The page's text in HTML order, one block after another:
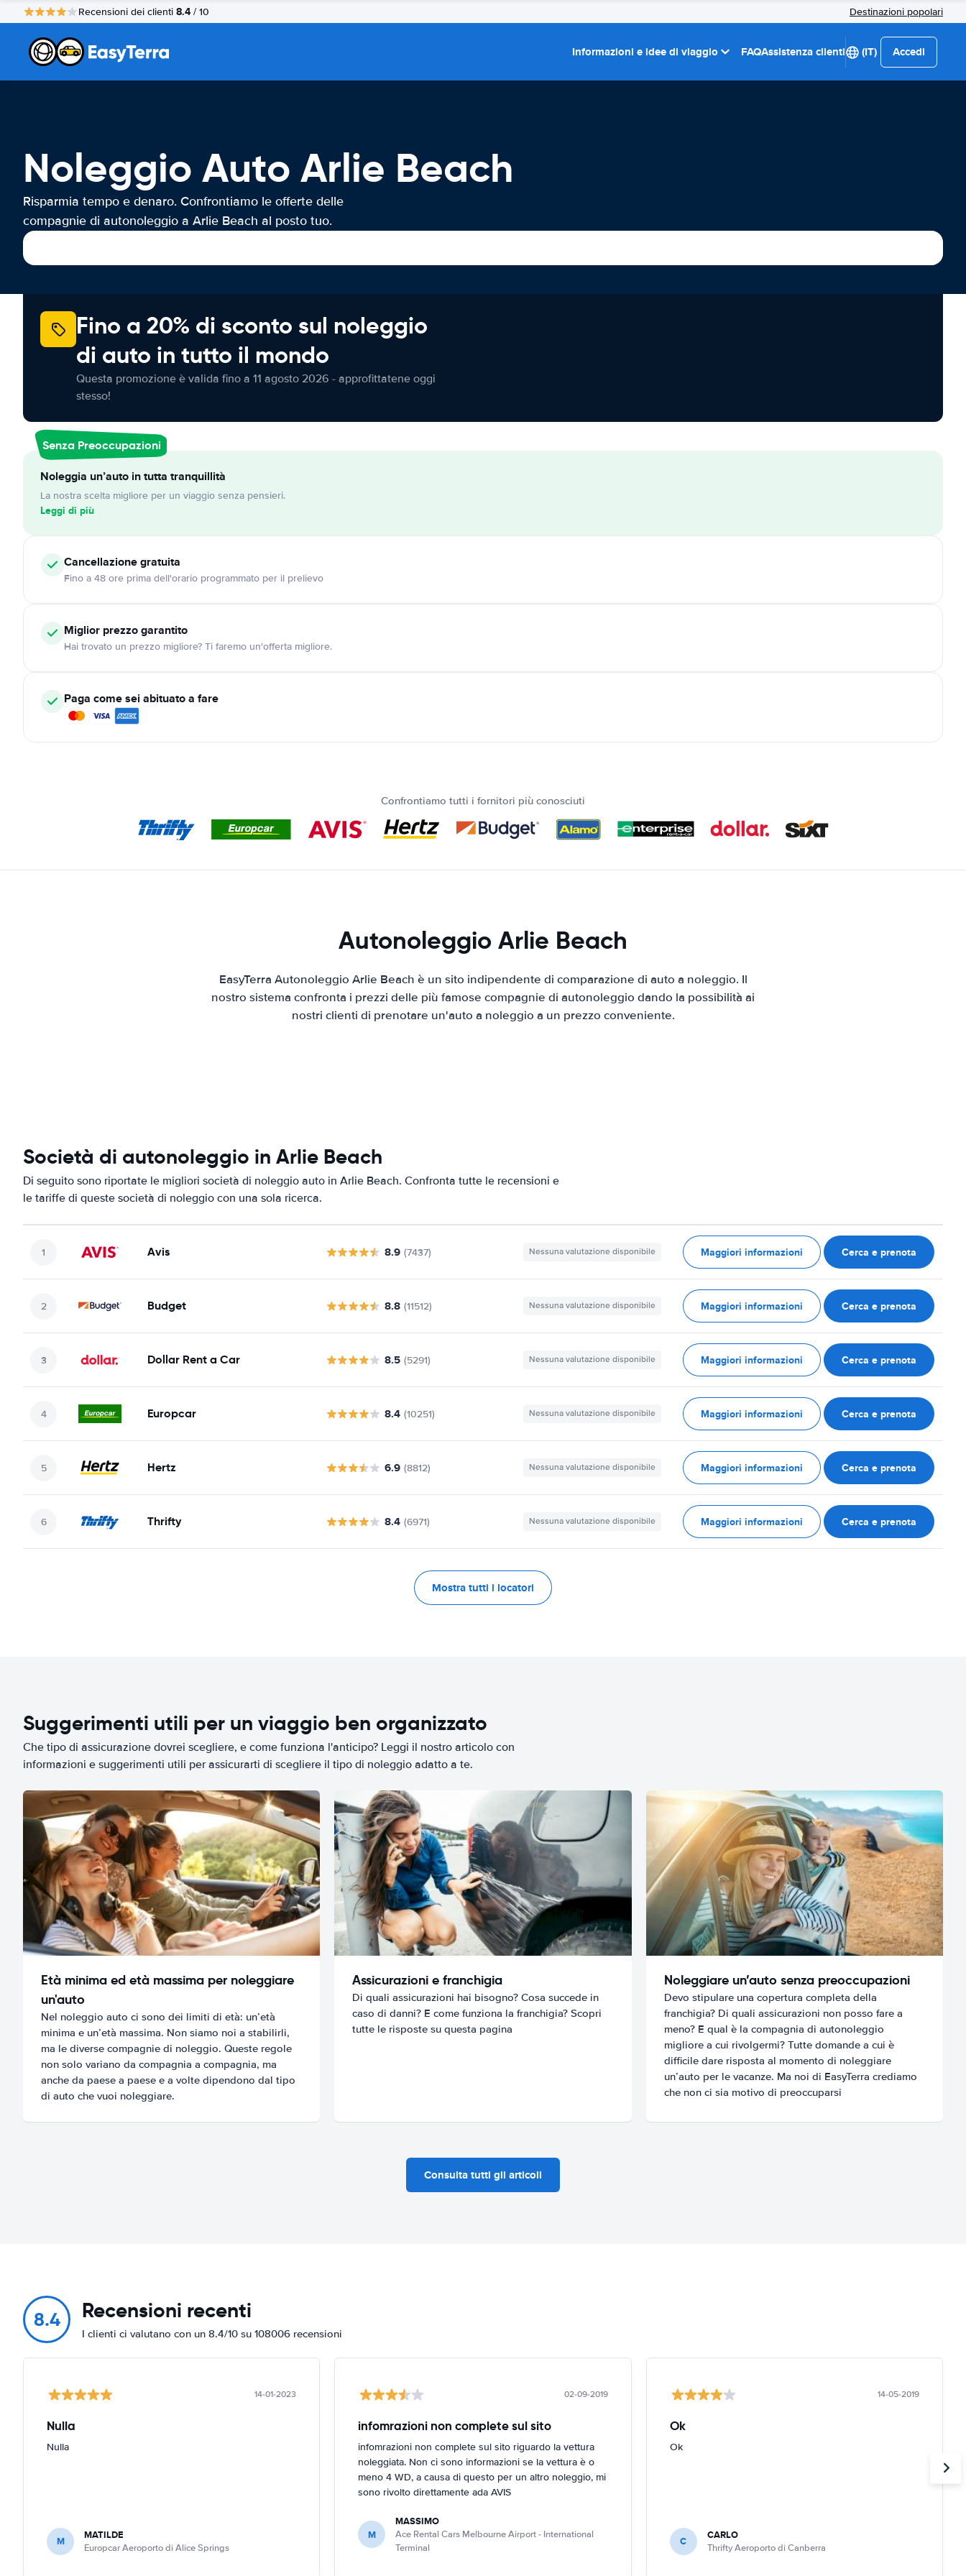
Recensioni dei clienti 8.4 / 10 Destinazioni popolari
Informazioni e idee di viaggio FAQAssistenza clienti (IT) Accedi
Noleggio Auto Arlie Beach
Risparmia tempo e denaro. Confrontiamo le offerte delle
compagnie di autonoleggio a Arlie Beach al posto tuo.
Fino a 20% di sconto sul noleggio
di auto in tutto il mondo
Questa promozione è valida fino a 11 agosto 2026 - approfittatene oggi
stesso!
Senza Preoccupazioni
Noleggia un’auto in tutta tranquillità
La nostra scelta migliore per un viaggio senza pensieri.
Leggi di più
Cancellazionegratuita
Fino a 48 ore prima dell'orario programmato per il prelievo
Miglior prezzo garantito
Hai trovato un prezzo migliore? Ti faremo un'offerta migliore.
Paga come sei abituato a fare
Confrontiamo tutti i fornitori più conosciuti
Autonoleggio Arlie Beach
EasyTerra Autonoleggio Arlie Beach è un sito indipendente di comparazione di auto a noleggio. Il
nostro sistema confronta i prezzi delle più famose compagnie di autonoleggio dando la possibilità ai
nostri clienti di prenotare un'auto a noleggio a un prezzo conveniente.
Società di autonoleggio in Arlie Beach
Di seguito sono riportate le migliori società di noleggio auto in Arlie Beach. Confronta tutte le recensioni e
le tariffe di queste società di noleggio con una sola ricerca.
Avis 8.9 (7437) Nessuna valutazione disponibile Maggiori informazioni Cerca e prenota
Budget 8.8 (11512) Nessuna valutazione disponibile Maggiori informazioni Cerca e prenota
Dollar Rent a Car 8.5 (5291) Nessuna valutazione disponibile Maggiori informazioni Cerca e prenota
Europcar 8.4 (10251) Nessuna valutazione disponibile Maggiori informazioni Cerca e prenota
Hertz 6.9 (8812) Nessuna valutazione disponibile Maggiori informazioni Cerca e prenota
Thrifty 8.4 (6971) Nessuna valutazione disponibile Maggiori informazioni Cerca e prenota
Mostra tutti i locatori
Suggerimenti utili per un viaggio ben organizzato
Che tipo di assicurazione dovrei scegliere, e come funziona l'anticipo? Leggi il nostro articolo con
informazioni e suggerimenti utili per assicurarti di scegliere il tipo di noleggio adatto a te.
Età minima ed età massima per noleggiare
un'auto
Nel noleggio auto ci sono dei limiti di età: un’età
minima e un’età massima. Non siamo noi a stabilirli,
ma le diverse compagnie di noleggio. Queste regole
non solo variano da compagnia a compagnia, ma
anche da paese a paese e a volte dipendono dal tipo
di auto che vuoi noleggiare.
Assicurazioni e franchigia
Di quali assicurazioni hai bisogno? Cosa succede in
caso di danni? E come funziona la franchigia? Scopri
tutte le risposte su questa pagina
Noleggiare un’auto senza preoccupazioni
Devo stipulare una copertura completa della
franchigia? Di quali assicurazioni non posso fare a
meno? E qual è la compagnia di autonoleggio
migliore a cui rivolgermi? Tutte domande a cui è
difficile dare risposta al momento di noleggiare
un’auto per le vacanze. Ma noi di EasyTerra crediamo
che non ci sia motivo di preoccuparsi
Consulta tutti gli articoli
8.4 Recensioni recenti
I clienti ci valutano con un 8.4/10 su 108006 recensioni
14-01-2023
Nulla
Nulla
M MATILDE
Europcar Aeroporto di Alice Springs
02-09-2019
infomrazioni non complete sul sito
infomrazioni non complete sul sito riguardo la vettura
noleggiata. Non ci sono informazioni se la vettura è o
meno 4 WD, a causa di questo per un altro noleggio, mi
sono rivolto direttamente ada AVIS
M
MASSIMO
Ace Rental Cars Melbourne Airport - International
Terminal
14-05-2019
Ok
Ok
C CARLO
Thrifty Aeroporto di Canberra